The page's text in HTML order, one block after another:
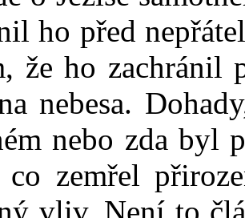
ho před
že ho zachránil
nebesa.
nebo zda byl
zemřel
vliv. Není to